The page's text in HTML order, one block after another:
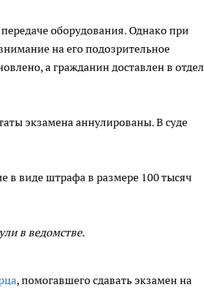
оборудования. Однако при
на его подозрительное
а гражданин доставлен в отдел
экзамена аннулированы. В суде
в виде штрафа в размере 100 тысяч
в ведомстве.
, помогавшего сдавать экзамен на